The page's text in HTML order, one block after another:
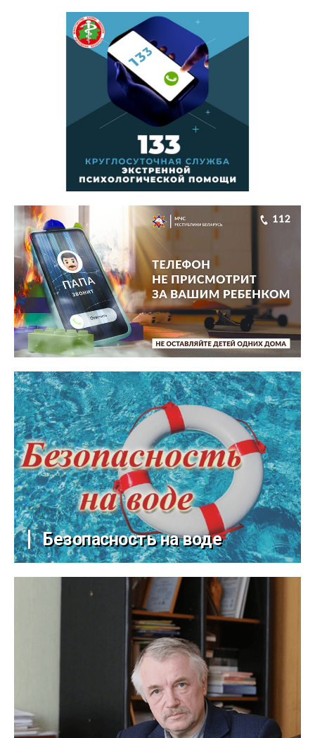
Безопасность на воде